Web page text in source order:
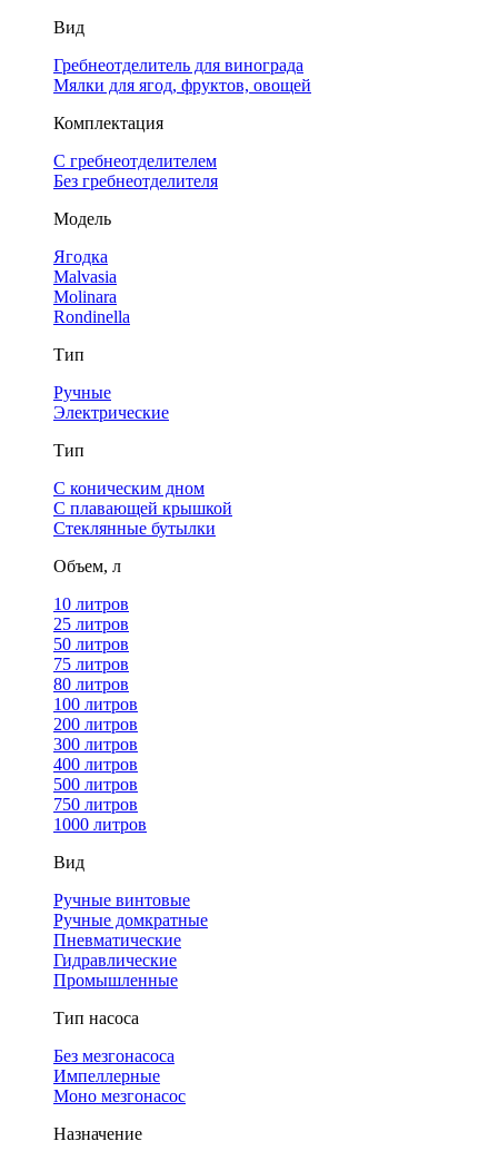
Вид
Гребнеотделитель для винограда
Мялки для ягод, фруктов, овощей
Комплектация
С гребнеотделителем
Без гребнеотделителя
Модель
Ягодка
Malvasia
Molinara
Rondinella
Тип
Ручные
Электрические
Тип
С коническим дном
С плавающей крышкой
Стеклянные бутылки
Объем, л
10 литров
25 литров
50 литров
75 литров
80 литров
100 литров
200 литров
300 литров
400 литров
500 литров
750 литров
1000 литров
Вид
Ручные винтовые
Ручные домкратные
Пневматические
Гидравлические
Промышленные
Тип насоса
Без мезгонасоса
Импеллерные
Моно мезгонасос
Назначение